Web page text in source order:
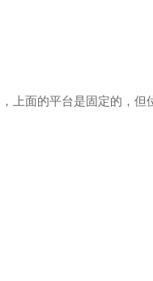
上面的平台是固定的，但